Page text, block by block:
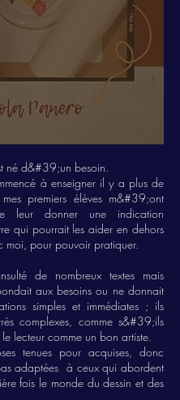
né d&#39;un besoin.
à enseigner il y a plus de
premiers élèves m&#39;ont
leur donner une indication
qui pourrait les aider en dehors
moi, pour pouvoir pratiquer.
de nombreux textes mais
aux besoins ou ne donnait
simples et immédiates ; ils
complexes, comme s&#39;ils
lecteur comme un bon artiste.
tenues pour acquises, donc
adaptées à ceux qui abordent
fois le monde du dessin et des